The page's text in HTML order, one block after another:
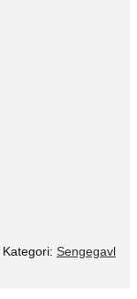
Kategori: Sengegavl